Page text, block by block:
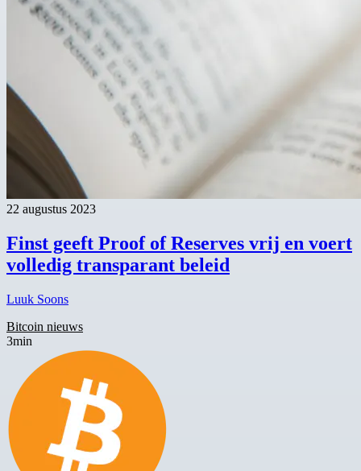
22 augustus 2023
Finst geeft Proof of Reserves vrij en voert
volledig transparant beleid
Luuk Soons
Bitcoin nieuws
3min